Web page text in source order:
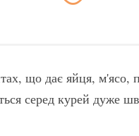
що дає яйця, м'ясо,
серед курей дуже